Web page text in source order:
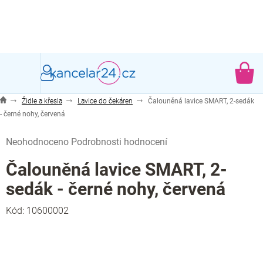
Židle a křesla Lavice do čekáren
Čalouněná lavice SMART, 2-sedák
- černé nohy, červená
hodnocení
produktu
je
0,0
z
5
Neohodnoceno Podrobnosti hodnocení
Čalouněná lavice SMART, 2-
sedák - černé nohy, červená
Kód: 10600002